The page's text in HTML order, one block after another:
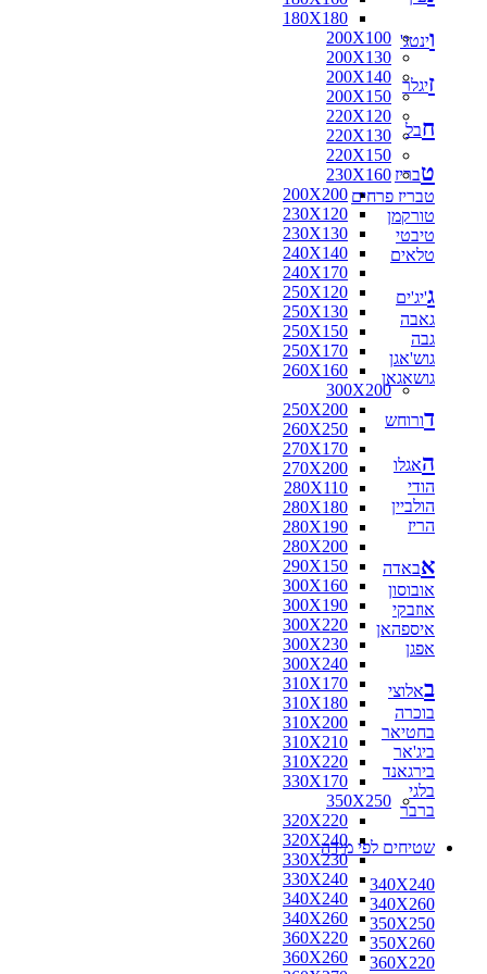
180X180
200X100
200X130
200X140
200X150
220X120
220X130
220X150
230X160
200X200
230X120
230X130
240X140
240X170
250X120
250X130
250X150
250X170
260X160
300X200
250X200
260X250
270X170
270X200
280X110
280X180
280X190
280X200
290X150
300X160
300X190
300X220
300X230
300X240
310X170
310X180
310X200
310X210
310X220
330X170
350X250
320X220
320X240
330X230
330X240
340X240
340X260
360X220
360X260
וינטג'
זיגלר
חבל
טבריז
טבריז פרחים
טורקמן
טיבטי
טלאים
ג'יג'ים
גאבה
גבה
גוש'אגן
גושאגאן
דורוחש
האגלו
הודי
הולביין
הריז
אבאדה
אובוסון
אוזבקי
איספהאן
אפגן
באלוצי
בוכרה
בחטיאר
ביג'אר
בירגאנד
בלגי
ברבר
שטיחים לפי מידה
340X240
340X260
350X250
350X260
360X220